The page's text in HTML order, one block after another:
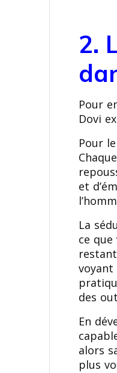
2.
Pour
Dovi
Pour
et
La
ce
des
En
alors
plus